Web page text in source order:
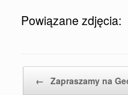
Powiązane zdjęcia:
← Zapraszamy na